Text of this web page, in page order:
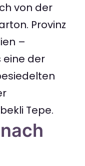
von der
Provinz
–
eine der
Tepe.